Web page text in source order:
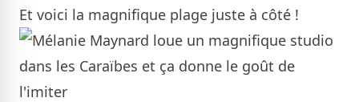
Et voici la magnifique plage juste à côté !